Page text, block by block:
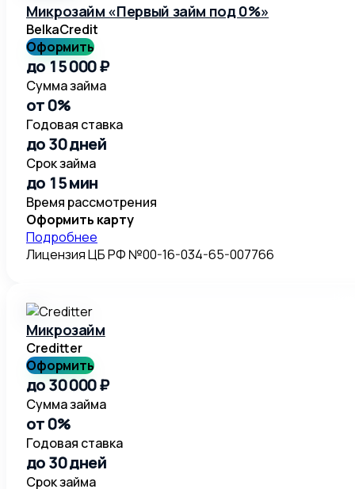
Микрозайм «Первый займ под 0%»
BelkaCredit
Оформить
до 15 000 ₽
Сумма займа
от 0%
Годовая ставка
до 30 дней
Срок займа
до 15 мин
Время рассмотрения
Оформить карту
Подробнее
Лицензия ЦБ РФ №00-16-034-65-007766
Микрозайм
Creditter
Оформить
до 30 000 ₽
Сумма займа
от 0%
Годовая ставка
до 30 дней
Срок займа